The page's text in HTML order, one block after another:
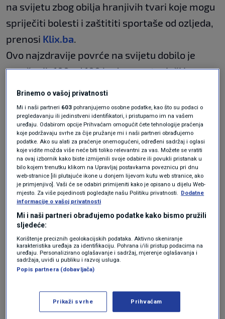
na svijetu zbog obilja hranjivih tvari koje mogu
spriječiti bolesti i zaštititi sportaše od ozljeda,
prenosi Klix.ba.
Ovo najzdravije povrće na svijetu dobilo je
savršenih 100 od 100 bodova, ostavivši iza
sebe kineski kupus (91.99 bodova), blitvu (89.27
bodova), ciklu (87.08 bodova), pa čak i špinat
(86.43 boda), prema Centrima za kontrolu i
prevenciju bolesti.
Potočarka ima visoku razinu aminokiselina i
antioksidansa. Ostale dobrobiti uključuju velike
količine željeza,kalcija , kalija, magnezija i
vitamina K.
Što se tiče uzgoja, salata potočarka najbolje
uspijeva na vodenim površinama. U prirodi
rijekama te uz obale jezera. Pomalo gorkog
okusa, potočarka je vrlo slična matovilcu.
Brinemo o vašoj privatnosti
Mi i naši partneri 603 pohranjujemo osobne podatke, kao što su podaci o
pregledavanju ili jedinstveni identifikatori, i pristupamo im na vašem
uređaju. Odabirom opcije Prihvaćam omogućit ćete tehnologije praćenja
koje podržavaju svrhe za čije pružanje mi i naši partneri obrađujemo
podatke. Ako su alati za praćenje onemogućeni, određeni sadržaj i oglasi
koje vidite možda više neće biti toliko relevantni za vas. Možete se vratiti
na ovaj izbornik kako biste izmijenili svoje odabire ili povukli pristanak u
bilo kojem trenutku klikom na Upravljaj postavkama poveznicu pri dnu
web-stranice [ili plutajuće ikone u donjem lijevom kutu web stranice, ako
je primjenjivo]. Vaši će se odabiri primijeniti kako je opisano u dijelu Web-
mjesto. Za više pojedinosti pogledajte našu Politiku privatnosti. Dodatne
informacije o vašoj privatnosti
Mi i naši partneri obrađujemo podatke kako bismo pružili
sljedeće:
Korištenje preciznih geolokacijskih podataka. Aktivno skeniranje
karakteristika uređaja za identifikaciju. Pohrana i/ili pristup podacima na
uređaju. Personalizirano oglašavanje i sadržaj, mjerenje oglašavanja i
sadržaja, uvidi u publiku i razvoj usluga.
Popis partnera (dobavljača)
Prikaži svrhe Prihvaćam